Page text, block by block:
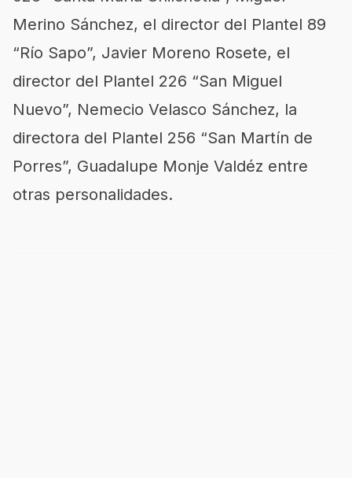
Merino Sánchez, el director del Plantel 89
“Río Sapo”, Javier Moreno Rosete, el
director del Plantel 226 “San Miguel
Nuevo”, Nemecio Velasco Sánchez, la
directora del Plantel 256 “San Martín de
Porres”, Guadalupe Monje Valdéz entre
otras personalidades.